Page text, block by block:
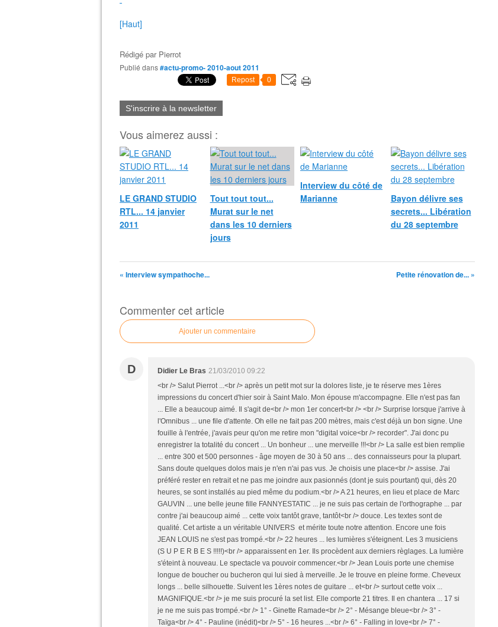
[Haut]
Rédigé par Pierrot
Publié dans#actu-promo- 2010-aout 2011
Repost 0
S'inscrire à la newsletter
Vous aimerez aussi :
LE GRAND STUDIO
RTL... 14 janvier
2011
Tout tout tout...
Murat sur le net
dans les 10 derniers
jours
Interview du côté de
Marianne
Bayon délivre ses
secrets... Libération
du 28 septembre
« Interview sympathoche... Petite rénovation de... »
Commenter cet article
Ajouter un commentaire
D Didier Le Bras 21/03/2010 09:22
<br /> Salut Pierrot ...<br /> après un petit mot sur la dolores liste, je te réserve mes 1ères
impressions du concert d'hier soir à Saint Malo. Mon épouse m'accompagne. Elle n'est pas fan
... Elle a beaucoup aimé. Il s'agit de<br /> mon 1er concert<br /> <br /> Surprise lorsque j'arrive à
l'Omnibus ... une file d'attente. Oh elle ne fait pas 200 mètres, mais c'est déjà un bon signe. Une
fouille à l'entrée, j'avais peur qu'on me retire mon "digital voice<br /> recorder". J'ai donc pu
enregistrer la totalité du concert ... Un bonheur ... une merveille !!!<br /> La salle est bien remplie
... entre 300 et 500 personnes - âge moyen de 30 à 50 ans ... des connaisseurs pour la plupart.
Sans doute quelques dolos mais je n'en n'ai pas vus. Je choisis une place<br /> assise. J'ai
préféré rester en retrait et ne pas me joindre aux pasionnés (dont je suis pourtant) qui, dès 20
heures, se sont installés au pied même du podium.<br /> A 21 heures, en lieu et place de Marc
GAUVIN ... une belle jeune fille FANNYESTATIC ... je ne suis pas certain de l'orthographe ... par
contre j'ai beaucoup aimé ... cette voix tantôt grave, tantôt<br /> douce. Les textes sont de
qualité. Cet artiste a un véritable UNIVERS et mérite toute notre attention. Encore une fois
JEAN LOUIS ne s'est pas trompé.<br /> 22 heures ... les lumières s'éteignent. Les 3 musiciens
(S U P E R B E S !!!!!)<br /> apparaissent en 1er. Ils procèdent aux derniers règlages. La lumière
s'éteint à nouveau. Le spectacle va pouvoir commencer.<br /> Jean Louis porte une chemise
longue de boucher ou bucheron qui lui sied à merveille. Je le trouve en pleine forme. Cheveux
longs ... belle silhouette. Suivent les 1ères notes de guitare ... et<br /> surtout cette voix ...
MAGNIFIQUE.<br /> je me suis procuré la set list. Elle comporte 21 titres. Il en chantera ... 17 si
je ne me suis pas trompé.<br /> 1° - Ginette Ramade<br /> 2° - Mésange bleue<br /> 3° -
Taïga<br /> 4° - Pauline (inédit)<br /> 5° - 16 heures ...<br /> 6° - Falling in love<br /> 7° -